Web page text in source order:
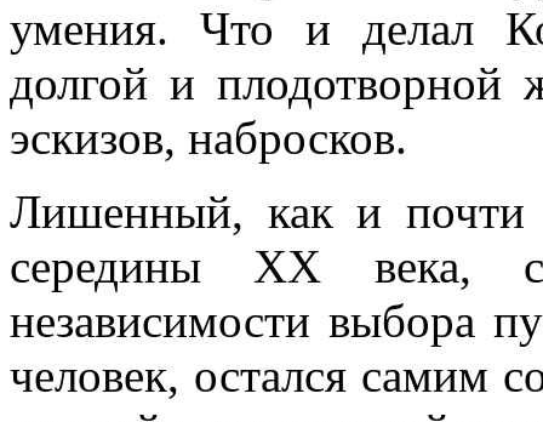
умения. Что и делал
долгой и плодотворной
эскизов, набросков.
Лишенный, как и почти
середины ХХ века,
независимости выбора
человек, остался самим